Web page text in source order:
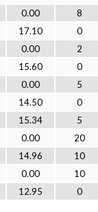
0.00 8
17.10 0
0.00 2
15.60 0
0.00 5
14.50 0
15.34 5
0.00 20
14.96 10
0.00 10
12.95 0